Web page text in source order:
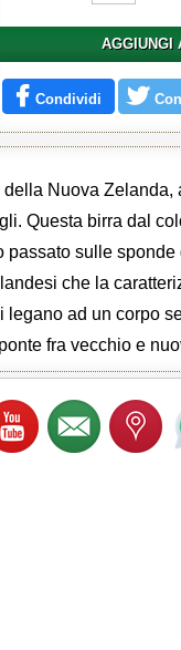
AGGIUNGI
Condividi
Nuova Zelanda,
Questa birra dal
sulle sponde
che la
ad un corpo
fra vecchio e